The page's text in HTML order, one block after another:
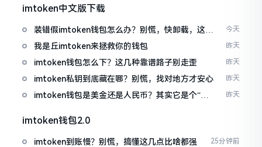
imtoken中文版下载
装错假imtoken钱包怎么办？别慌，快卸载，这几
招能救急
今天
我是丘imtoken来拯救你的钱包 昨天
imtoken钱包怎么下？这几种靠谱路子别走歪 昨天
imtoken私钥到底藏在哪？别慌，找对地方才安心 昨天
imtoken钱包是美金还是人民币？其实它是个“多
昨天
imtoken钱包2.0
imtoken到账慢？别慌，搞懂这几点比啥都强 25分钟前